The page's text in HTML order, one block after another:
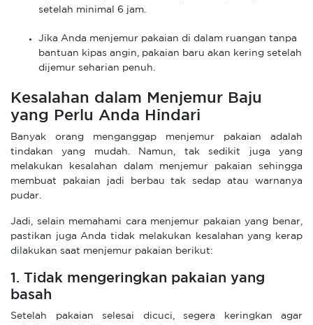
setelah minimal 6 jam.
Jika Anda menjemur pakaian di dalam ruangan tanpa
bantuan kipas angin, pakaian baru akan kering setelah
dijemur seharian penuh.
Kesalahan dalam Menjemur Baju
yang Perlu Anda Hindari
Banyak orang menganggap menjemur pakaian adalah
tindakan yang mudah. Namun, tak sedikit juga yang
melakukan kesalahan dalam menjemur pakaian sehingga
membuat pakaian jadi berbau tak sedap atau warnanya
pudar.
Jadi, selain memahami cara menjemur pakaian yang benar,
pastikan juga Anda tidak melakukan kesalahan yang kerap
dilakukan saat menjemur pakaian berikut:
1. Tidak mengeringkan pakaian yang
basah
Setelah pakaian selesai dicuci, segera keringkan agar